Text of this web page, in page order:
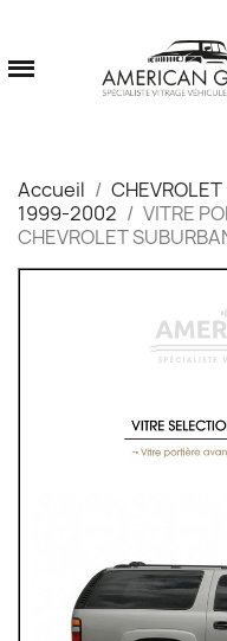
Accueil CHEVROLET
1999-2002
VITRE
CHEVROLET